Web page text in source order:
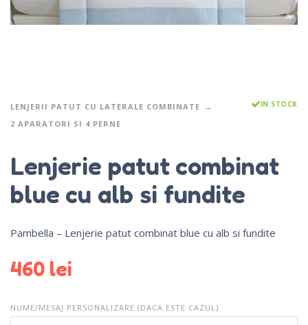
LENJERII PATUT CU LATERALE COMBINATE
2 APARATORI SI 4 PERNE
IN STOCK
Lenjerie patut combinat
blue cu alb si fundite
Pambella – Lenjerie patut combinat blue cu alb si fundite
460 lei
NUME/MESAJ PERSONALIZARE (DACA ESTE CAZUL)